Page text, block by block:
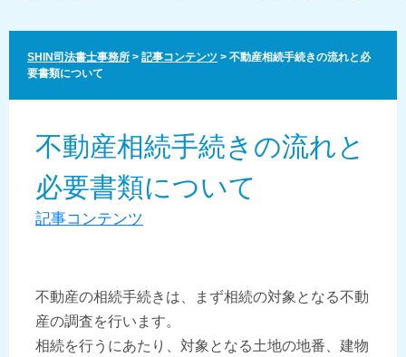
SHIN司法書士事務所 > 記事コンテンツ > 不動産相続手続きの流れと必
要書類について
不動産相続手続きの流れと
必要書類について
記事コンテンツ
不動産の相続手続きは、まず相続の対象となる不動
産の調査を行います。
相続を行うにあたり、対象となる土地の地番、建物